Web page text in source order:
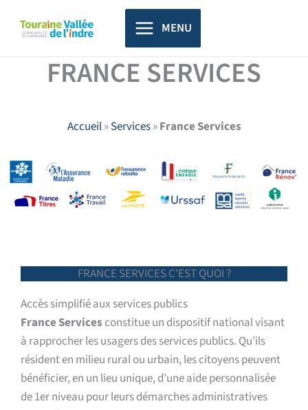
principal
MENU
FRANCE SERVICES
Accueil»Services»France Services
FRANCE SERVICES C'EST QUOI ?
Accès simplifié aux services publics
France Services constitue un dispositif national visant
à rapprocher les usagers des services publics. Qu’ils
résident en milieu rural ou urbain, les citoyens peuvent
bénéficier, en un lieu unique, d’une aide personnalisée
de 1er niveau pour leurs démarches administratives